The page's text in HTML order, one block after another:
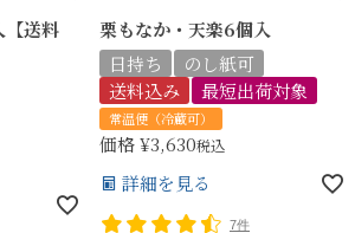
【送料
栗もなか・天楽6個入
日持ち
のし紙可
送料込み
最短出荷対象
常温便（冷蔵可）
価格¥3,630税込
詳細を見る
7件